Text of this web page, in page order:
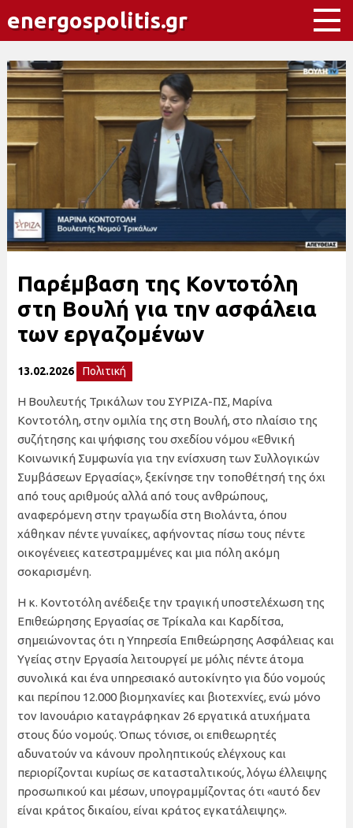
energospolitis.gr
Παρέμβαση της Κοντοτόλη
στη Βουλή για την ασφάλεια
των εργαζομένων
13.02.2026 Πολιτική
Η Βουλευτής Τρικάλων του ΣΥΡΙΖΑ-ΠΣ, Μαρίνα
Κοντοτόλη, στην ομιλία της στη Βουλή, στο πλαίσιο της
συζήτησης και ψήφισης του σχεδίου νόμου «Εθνική
Κοινωνική Συμφωνία για την ενίσχυση των Συλλογικών
Συμβάσεων Εργασίας», ξεκίνησε την τοποθέτησή της όχι
από τους αριθμούς αλλά από τους ανθρώπους,
αναφερόμενη στην τραγωδία στη Βιολάντα, όπου
χάθηκαν πέντε γυναίκες, αφήνοντας πίσω τους πέντε
οικογένειες κατεστραμμένες και μια πόλη ακόμη
σοκαρισμένη.
Η κ. Κοντοτόλη ανέδειξε την τραγική υποστελέχωση της
Επιθεώρησης Εργασίας σε Τρίκαλα και Καρδίτσα,
σημειώνοντας ότι η Υπηρεσία Επιθεώρησης Ασφάλειας και
Υγείας στην Εργασία λειτουργεί με μόλις πέντε άτομα
συνολικά και ένα υπηρεσιακό αυτοκίνητο για δύο νομούς
και περίπου 12.000 βιομηχανίες και βιοτεχνίες, ενώ μόνο
τον Ιανουάριο καταγράφηκαν 26 εργατικά ατυχήματα
στους δύο νομούς. Όπως τόνισε, οι επιθεωρητές
αδυνατούν να κάνουν προληπτικούς ελέγχους και
περιορίζονται κυρίως σε κατασταλτικούς, λόγω έλλειψης
προσωπικού και μέσων, υπογραμμίζοντας ότι «αυτό δεν
είναι κράτος δικαίου, είναι κράτος εγκατάλειψης».